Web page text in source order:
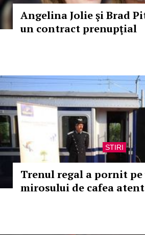
Angelina Jolie şi Brad
un contract prenupţial
STIRI
Trenul regal a pornit pe
mirosului de cafea